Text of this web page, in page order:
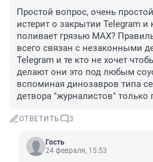
Простой вопрос, очень
истерит о закрытии Telegram и
поливает грязью MAX?
всего связан с незаконными
Telegram и те кто не хочет
делают они это под любым
вспоминая динозавров типа
детвора "журналистов" только
ОТВЕТИТЬ 3
Гость
24 февраля, 15:53